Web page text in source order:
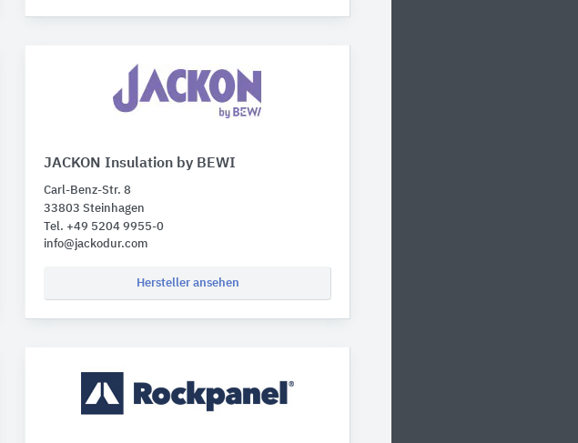
JACKON Insulation by BEWI
Carl-Benz-Str. 8
33803 Steinhagen
Tel. +49 5204 9955-0
info@jackodur.com
Hersteller ansehen